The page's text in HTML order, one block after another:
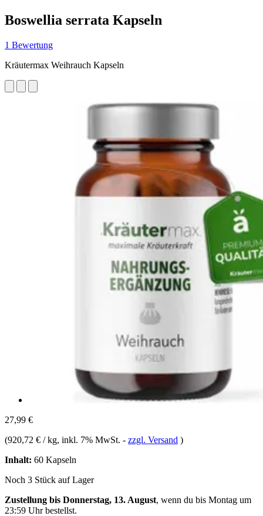
Boswellia serrata Kapseln
1 Bewertung
Kräutermax Weihrauch Kapseln
27,99 €
(920,72 € / kg, inkl. 7% MwSt. - zzgl. Versand )
Inhalt: 60 Kapseln
Noch 3 Stück auf Lager
Zustellung bis Donnerstag, 13. August, wenn du bis Montag um
23:59 Uhrbestellst.